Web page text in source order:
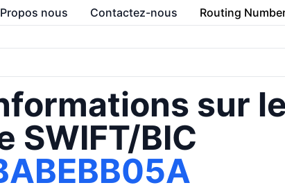
nous Contactez-nous Routing
sur le
SWIFT/BIC